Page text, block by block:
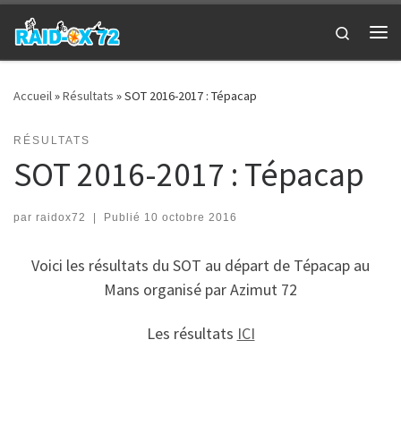
Passer au contenu
Search
Accueil»Résultats »SOT 2016-2017 : Tépacap
RÉSULTATS
SOT 2016-2017 : Tépacap
par raidox72 | Publié 10 octobre 2016
Voici les résultats du SOT au départ de Tépacap au
Mans organisé par Azimut 72
Les résultats ICI